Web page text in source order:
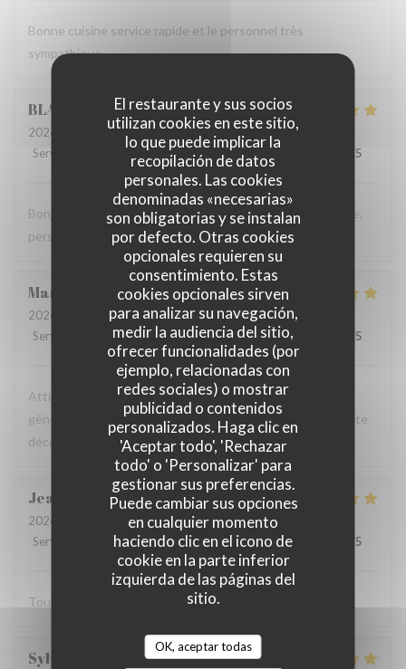
El restaurante y sus socios
utilizan cookies en este sitio,
lo que puede implicar la
recopilación de datos
personales. Las cookies
denominadas «necesarias»
son obligatorias y se instalan
por defecto. Otras cookies
opcionales requieren su
consentimiento. Estas
cookies opcionales sirven
para analizar su navegación,
medir la audiencia del sitio,
ofrecer funcionalidades (por
ejemplo, relacionadas con
redes sociales) o mostrar
publicidad o contenidos
personalizados. Haga clic en
'Aceptar todo', 'Rechazar
todo' o 'Personalizar' para
gestionar sus preferencias.
Puede cambiar sus opciones
en cualquier momento
haciendo clic en el icono de
cookie en la parte inferior
izquierda de las páginas del
sitio.
OK, aceptar todas
Bonne cuisine service rapide et le personnel très
sympathique
BLANDINE
2026-05-18
- 12:15 - Invitados 3
Servicio
Ambiente 5/5 Menú : 5 /5 Calidad / Precio /5
Bonjour Nous recommandons ce restaurant. Service rapide,
personnel sympathique et plats savoureux. Blandine
Marie
2026-05-15
- 20:00 - Invitados 2
Servicio
Ambiente: 5/5 Menú:5 /5 Calidad / Precio /5
Attirée par le concept, conquise par la cuisine, à la fois
généreuse, gourmande et fine! Jusqu'au cocktail. Excellente
découverte !
Jean
2026-05-15
- 12:15 - Invitados 7
Servicio
Ambiente: 5/5 Menú :5 /5 Calidad / Precio /5
Toujours au top !
Sylvia